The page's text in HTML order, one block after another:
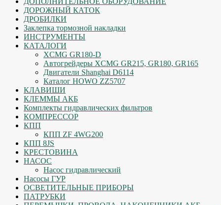
ДОРОЖНЫЙ КАТОК
ДРОБИЛКИ
Заклепка тормозной накладки
ИНСТРУМЕНТЫ
КАТАЛОГИ
XCMG GR180-D
Автогрейдеры XCMG GR215, GR180, GR165
Двигатели Shanghai D6114
Каталог HOWO ZZ5707
КЛАВИШИ
КЛЕММЫ АКБ
Комплекты гидравлических фильтров
КОМПРЕССОР
КПП
КПП ZF 4WG200
КПП 8JS
КРЕСТОВИНА
НАСОС
Насос гидравлический
Насосы ГУР
ОСВЕТИТЕЛЬНЫЕ ПРИБОРЫ
ПАТРУБКИ